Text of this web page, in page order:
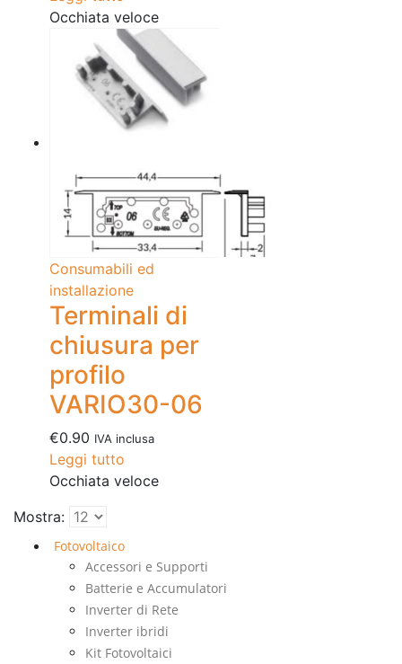
Occhiata veloce
Consumabili ed
installazione
Terminali di
chiusura per
profilo
VARIO30-06
€0.90 IVA inclusa
Leggi tutto
Occhiata veloce
Mostra:
Fotovoltaico
Accessori e Supporti
Batterie e Accumulatori
Inverter di Rete
Inverter ibridi
Kit Fotovoltaici